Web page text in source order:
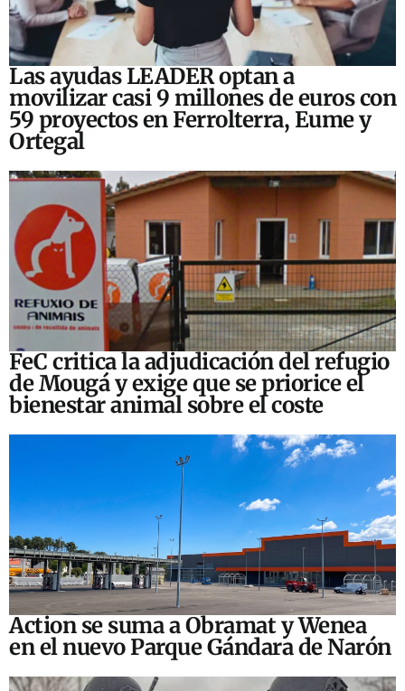
Las ayudas LEADER optan a
movilizar casi 9 millones de euros con
59 proyectos en Ferrolterra, Eume y
Ortegal
FeC critica la adjudicación del refugio
de Mougá y exige que se priorice el
bienestar animal sobre el coste
Action se suma a Obramat y Wenea
en el nuevo Parque Gándara de Narón